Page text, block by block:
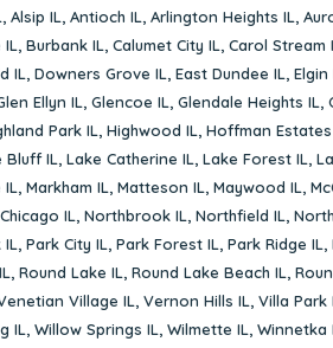
, Alsip IL, Antioch IL, Arlington Heights IL,
, Burbank IL, Calumet City IL, Carol Stream
IL, Downers Grove IL, East Dundee IL, Elgin
Ellyn IL, Glencoe IL, Glendale Heights IL,
Park IL, Highwood IL, Hoffman Estates
Bluff IL, Lake Catherine IL, Lake Forest IL,
IL, Markham IL, Matteson IL, Maywood IL,
IL, Northbrook IL, Northfield IL,
IL, Park City IL, Park Forest IL, Park Ridge IL,
, Round Lake IL, Round Lake Beach IL,
Village IL, Vernon Hills IL, Villa Park
IL, Willow Springs IL, Wilmette IL, Winnetka